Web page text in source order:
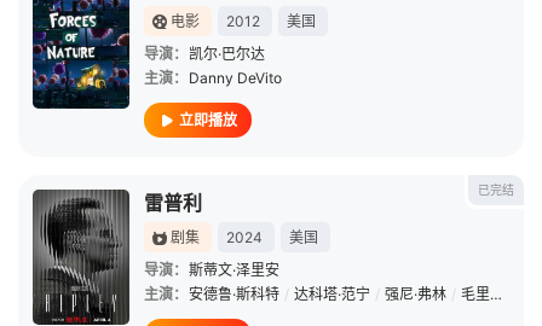
电影 2012
美国
导演： 凯尔·巴尔达
主演： Danny DeVito
立即播放
已完结
雷普利
剧集 2024
美国
导演： 斯蒂文·泽里安
主演： 安德鲁·斯科特 / 达科塔·范宁 / 强尼·弗林 / 毛里齐奥·隆巴迪